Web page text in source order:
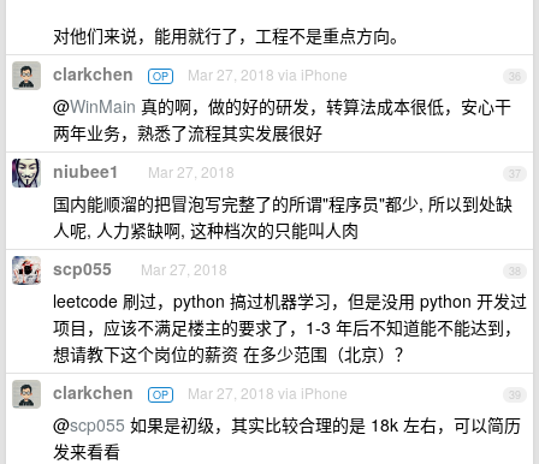
对他们来说，能用就行了，工程不是重点方向。
36
clarkchen OP Mar 27, 2018 via iPhone
@WinMain 真的啊，做的好的研发，转算法成本很低，安心干
两年业务，熟悉了流程其实发展很好
37
niubee1 Mar 27, 2018
国内能顺溜的把冒泡写完整了的所谓"程序员"都少, 所以到处缺
人呢, 人力紧缺啊, 这种档次的只能叫人肉
38
scp055 Mar 27, 2018
leetcode 刷过，python 搞过机器学习，但是没用 python 开发过
项目，应该不满足楼主的要求了，1-3 年后不知道能不能达到，
想请教下这个岗位的薪资 在多少范围（北京）？
39
clarkchen OP Mar 27, 2018 via iPhone
@scp055 如果是初级，其实比较合理的是 18k 左右，可以简历
发来看看